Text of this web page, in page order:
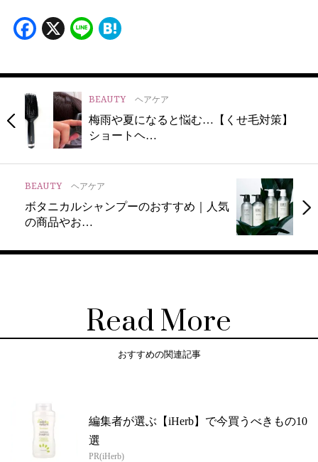
Facebook
X Line
BEAUTY ヘアケア
梅雨や夏になると悩む…【くせ毛対策】
ショートヘ…
BEAUTY ヘアケア
ボタニカルシャンプーのおすすめ｜人気
の商品やお…
Read More
おすすめの関連記事
編集者が選ぶ【iHerb】で今買うべきもの10
選
PR(iHerb)